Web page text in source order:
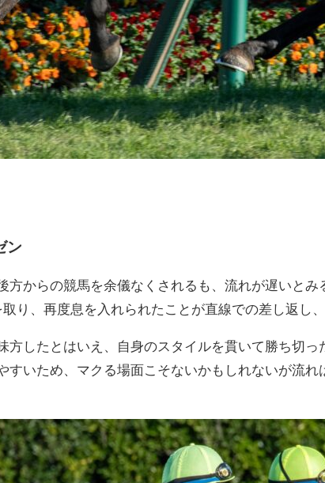
ン
方からの競馬を余儀なくされるも、流れが遅いと
り、再度息を入れられたことが直線での差し返し
方したとはいえ、自身のスタイルを貫いて勝ち切
すいため、マクる場面こそないかもしれないが流